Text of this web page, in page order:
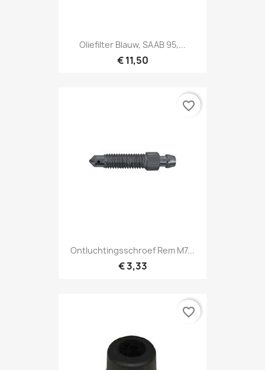
Oliefilter Blauw, SAAB 95,...
€ 11,50
Ontluchtingsschroef Rem M7...
€ 3,33
favorite_border
favorite_border